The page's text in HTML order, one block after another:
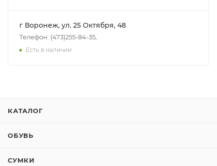
г Воронеж, ул. 25 Октября, 48
Телефон: (473)255-84-35,
Есть в наличии
КАТАЛОГ
ОБУВЬ
СУМКИ